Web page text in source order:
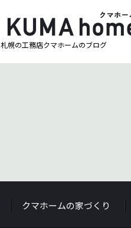
札幌の工務店クマホームのブログ
クマホームの家づくり